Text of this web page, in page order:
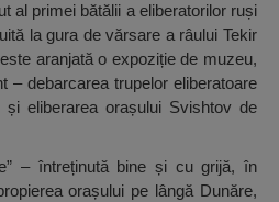
al primei bătălii a eliberatorilor ruși
la gura de vărsare a râului Tekir
aranjată o expoziție de muzeu,
– debarcarea trupelor eliberatoare
eliberarea orașului Svishtov de
– întreținută bine și cu grijă, în
orașului pe lângă Dunăre,